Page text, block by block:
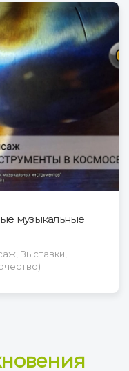
музыкальные
Выставки,